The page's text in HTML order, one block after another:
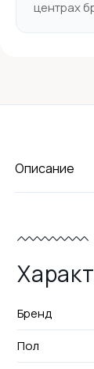
центрах
Описание
Бренд
Пол